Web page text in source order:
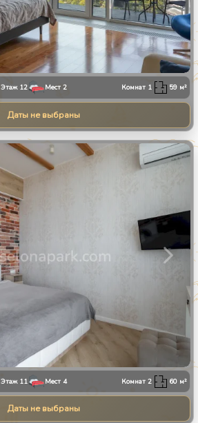
Этаж 12 Мест 2 Комнат 1 59 м²
Даты не выбраны
1/24
Этаж 11 Мест 4 Комнат2 60 м²
Даты не выбраны